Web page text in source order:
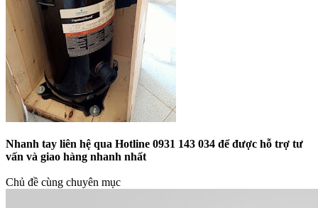
Nhanh tay liên hệ qua Hotline 0931 143 034 để được hỗ trợ tư
vấn và giao hàng nhanh nhất
Chủ đề cùng chuyên mục